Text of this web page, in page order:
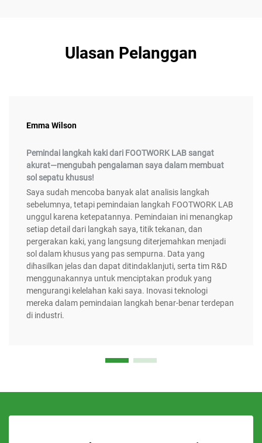
Ulasan Pelanggan
Emma Wilson
Pemindai langkah kaki dari FOOTWORK LAB sangat
akurat—mengubah pengalaman saya dalam membuat
sol sepatu khusus!
Saya sudah mencoba banyak alat analisis langkah
sebelumnya, tetapi pemindaian langkah FOOTWORK LAB
unggul karena ketepatannya. Pemindaian ini menangkap
setiap detail dari langkah saya, titik tekanan, dan
pergerakan kaki, yang langsung diterjemahkan menjadi
sol dalam khusus yang pas sempurna. Data yang
dihasilkan jelas dan dapat ditindaklanjuti, serta tim R&D
menggunakannya untuk menciptakan produk yang
mengurangi kelelahan kaki saya. Inovasi teknologi
mereka dalam pemindaian langkah benar-benar terdepan
di industri.